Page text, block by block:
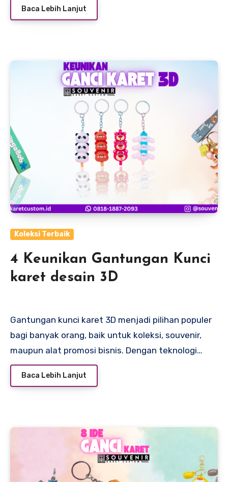
Baca Lebih Lanjut
Koleksi Terbaik
4 Keunikan Gantungan Kunci
karet desain 3D
Gantungan kunci karet 3D menjadi pilihan populer
bagi banyak orang, baik untuk koleksi, souvenir,
maupun alat promosi bisnis. Dengan teknologi…
Baca Lebih Lanjut